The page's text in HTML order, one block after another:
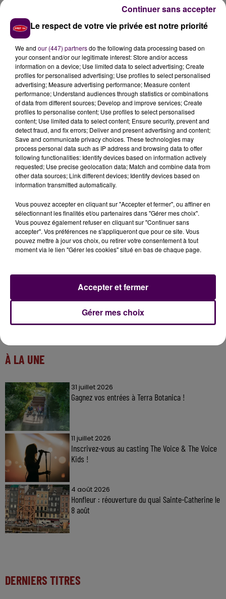
20 À 25% D’ÉCONOMIE SUR LES PRODUITS
Le concept est né aux Etats-Unis, mais il s’est déjà
exporté en France comme l’explique Delphine, à
l’origine du projet :"Ça existe déjà à Nantes et
Rennes, où il y a respectivement mille mètres carré
et trois-cents mètres carré de surface de vente. En
moyenne, les produits y sont20 à 25% moins chers
que dans un magasin bio classique"détaille-t-elle,
précisant que"le choix des articles vendus n’est pas
encore déterminé. Il pourra y avoir autre chose que
de l’alimentaire, ce sera décidé collégialement plus
tard". Pour en savoir plus, une réunion se tient
mercredi 9 septembre, 18h30, à l’Epicerie sur le Zinc
avenue de la Libération au Mans. Aucune compétence
particulière n’est nécessaire.
Supermarché coopératif
À LA UNE
31 juillet 2026
Gagnez vos entrées à Terra Botanica !
11 juillet 2026
Inscrivez-vous au casting The Voice & The Voice
Kids !
4 août 2026
Honfleur : réouverture du quai Sainte-Catherine le
8 août
DERNIERS TITRES
Le respect de votre vie privée est notre priorité
We and our (447) partnersdo the following data processing based on
your consent and/or our legitimate interest: Store and/or access
information on a device; Use limited data to select advertising; Create
profiles for personalised advertising; Use profiles to select personalised
advertising; Measure advertising performance; Measure content
performance; Understand audiences through statistics or combinations
of data from different sources; Develop and improve services; Create
profiles to personalise content; Use profiles to select personalised
content; Use limited data to select content; Ensure security, prevent and
detect fraud, and fix errors; Deliver and present advertising and content;
Save and communicate privacy choices. These technologies may
process personal data such as IP address and browsing data to offer
following functionalities: Identify devices based on information actively
requested; Use precise geolocation data; Match and combine data from
other data sources; Link different devices; Identify devices based on
information transmitted automatically.
Vous pouvez accepter en cliquant sur "Accepter et fermer", ou affiner en
sélectionnant les finalités et/ou partenaires dans "Gérer mes choix".
Vous pouvez également refuser en cliquant sur "Continuer sans
accepter". Vos préférences ne s'appliqueront que pour ce site. Vous
pouvez mettre à jour vos choix, ou retirer votre consentement à tout
moment via le lien "Gérer les cookies" situé en bas de chaque page.
Gérer mes choix
Accepter et fermer
Continuer sans accepter